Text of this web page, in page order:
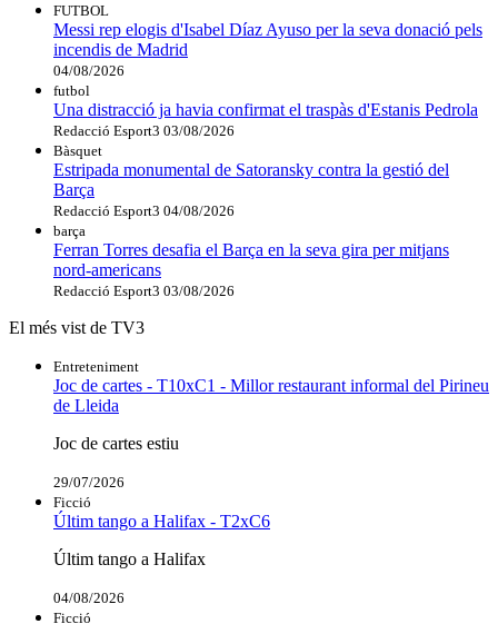
FUTBOL
Messi rep elogis d'Isabel Díaz Ayuso per la seva donació pels
incendis de Madrid
04/08/2026
futbol
Una distracció ja havia confirmat el traspàs d'Estanis Pedrola
Redacció Esport3 03/08/2026
Bàsquet
Estripada monumental de Satoransky contra la gestió del
Barça
Redacció Esport3 04/08/2026
barça
Ferran Torres desafia el Barça en la seva gira per mitjans
nord-americans
Redacció Esport3 03/08/2026
El més vist de TV3
Entreteniment
Joc de cartes - T10xC1 - Millor restaurant informal del Pirineu
de Lleida
Joc de cartes estiu
29/07/2026
Ficció
Últim tango a Halifax - T2xC6
Últim tango a Halifax
04/08/2026
Ficció